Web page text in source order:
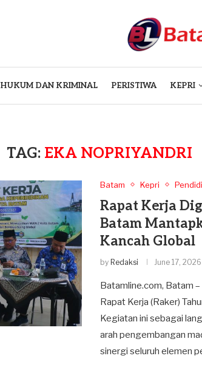
HUKUM DAN KRIMINAL PERISTIWA KEPRI
TAG: EKA NOPRIYANDRI
Batam Kepri
Rapat Kerja
Batam
Kancah Global
by Redaksi June 17, 2026
Batamline.com, Batam
Rapat Kerja (Raker)
Kegiatan ini sebagai
arah pengembangan
sinergi seluruh elemen